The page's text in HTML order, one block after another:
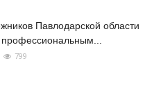
Павлодарской области
799